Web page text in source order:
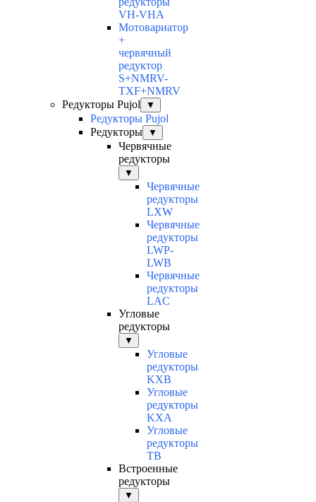
VH-VHA
Мотовариатор
+
червячный
редуктор
S+NMRV-
TXF+NMRV
Редукторы Pujol
▼
Редукторы Pujol
Редукторы
▼
Червячные
редукторы
▼
Червячные
редукторы
LXW
Червячные
редукторы
LWP-
LWB
Червячные
редукторы
LAC
Угловые
редукторы
▼
Угловые
редукторы
KXB
Угловые
редукторы
KXA
Угловые
редукторы
TB
Встроенные
редукторы
▼